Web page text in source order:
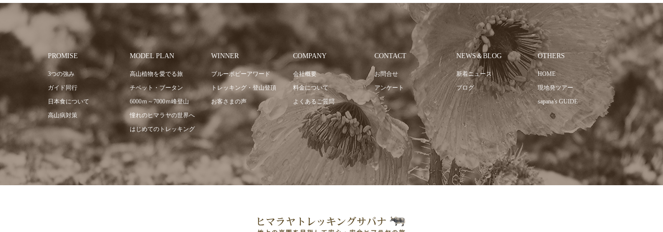
PROMISE
3つの強み
ガイド同行
日本食について
高山病対策
MODEL PLAN
高山植物を愛でる旅
チベット・ブータン
6000ｍ～7000ｍ峰登山
憧れのヒマラヤの世界へ
はじめてのトレッキング
WINNER
ブルーポピーアワード
トレッキング・登山登頂
お客さまの声
COMPANY
会社概要
料金について
よくあるご質問
CONTACT
お問合せ
アンケート
NEWS＆BLOG
新着ニュース
ブログ
OTHERS
HOME
現地発ツアー
sapana’s GUIDE